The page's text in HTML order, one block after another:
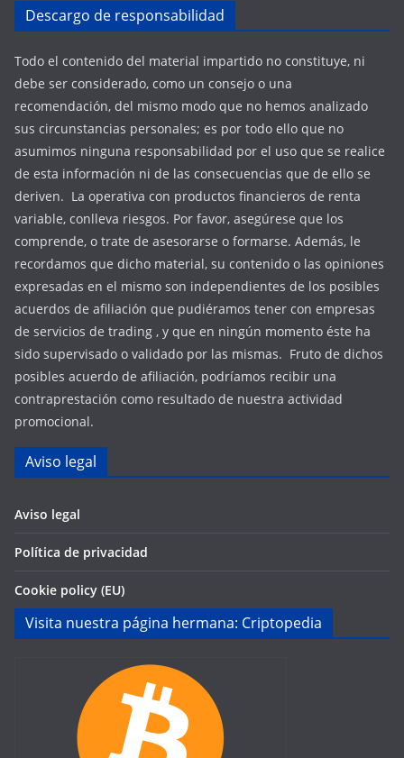
Descargo de responsabilidad
Todo el contenido del material impartido no constituye, ni
debe ser considerado, como un consejo o una
recomendación, del mismo modo que no hemos analizado
sus circunstancias personales; es por todo ello que no
asumimos ninguna responsabilidad por el uso que se realice
de esta información ni de las consecuencias que de ello se
deriven. La operativa con productos financieros de renta
variable, conlleva riesgos. Por favor, asegúrese que los
comprende, o trate de asesorarse o formarse. Además, le
recordamos que dicho material, su contenido o las opiniones
expresadas en el mismo son independientes de los posibles
acuerdos de afiliación que pudiéramos tener con empresas
de servicios de trading , y que en ningún momento éste ha
sido supervisado o validado por las mismas. Fruto de dichos
posibles acuerdo de afiliación, podríamos recibir una
contraprestación como resultado de nuestra actividad
promocional.
Aviso legal
Aviso legal
Política de privacidad
Cookie policy (EU)
Visita nuestra página hermana: Criptopedia